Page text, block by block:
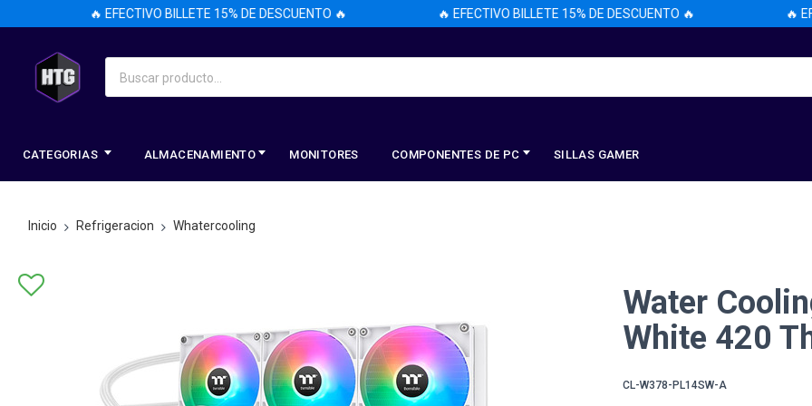
🔥 EFECTIVO BILLETE 15% DE DESCUENTO 🔥 🔥 EFECTIVO BILLETE 15% DE DESCUENTO 🔥 🔥
CATEGORIAS ALMACENAMIENTO MONITORES COMPONENTES DE PC SILLAS GAMER
Inicio Refrigeracion Whatercooling
Water
White 420
CL-W378-PL14SW-A